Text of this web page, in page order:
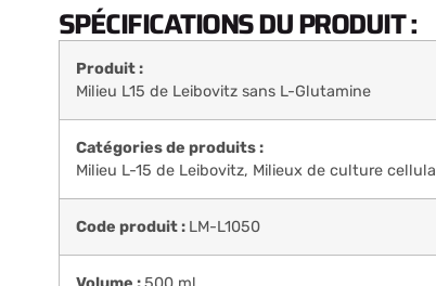
SPÉCIFICATIONS DU PRODUIT :
Produit :
Milieu L15 de Leibovitz sans L-Glutamine
Catégories de produits :
Milieu L-15 de Leibovitz, Milieux de culture
Code produit : LM-L1050